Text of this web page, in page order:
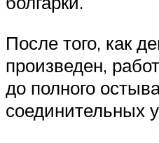
После того, как
произведен,
до полного
соединительных